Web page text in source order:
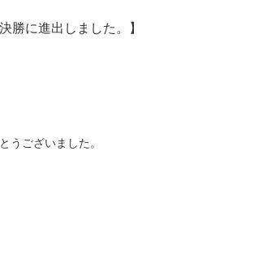
勝に進出しました。】
うございました。